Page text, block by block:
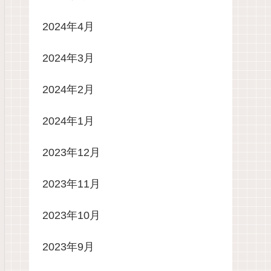
2024年4月
2024年3月
2024年2月
2024年1月
2023年12月
2023年11月
2023年10月
2023年9月